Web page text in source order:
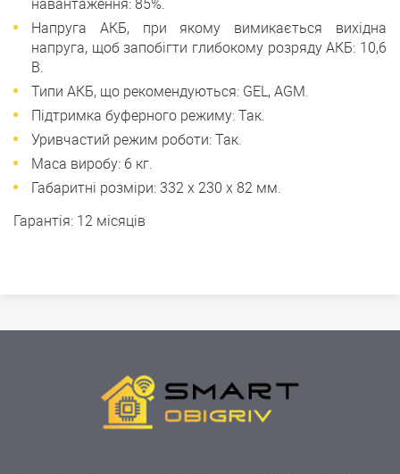
Напруга АКБ, при якому вимикається вихідна
напруга, щоб запобігти глибокому розряду АКБ: 10,6
В.
Типи АКБ, що рекомендуються: GEL, AGM.
Підтримка буферного режиму: Так.
Уривчастий режим роботи: Так.
Маса виробу: 6 кг.
Габаритні розміри: 332 х 230 х 82 мм.
Гарантія: 12 місяців